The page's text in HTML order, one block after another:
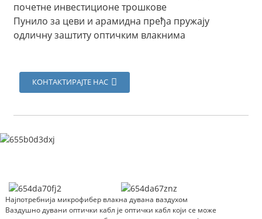
почетне инвестиционе трошкове
Пунило за цеви и арамидна пређа пружају
одличну заштиту оптичким влакнима
КОНТАКТИРАЈТЕ НАС
Најпотребнија микрофибер влакна дувана ваздухом
Ваздушно дувани оптички кабл је оптички кабл који се може